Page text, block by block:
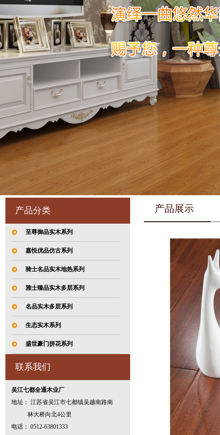
产品分类
至尊御品实木系列
嘉悦优品仿古系列
骑士名品实木地热系列
雅士臻品实木多层系列
名品实木多层系列
生态实木系列
盛世豪门拼花系列
联系我们
吴江七都全通木业厂
地址： 江苏省吴江市七都镇吴越南路南
林大桥向北4公里
电话： 0512-63801333
产品展示